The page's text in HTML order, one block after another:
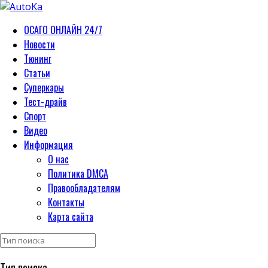
ОСАГО ОНЛАЙН 24/7
Новости
Тюнинг
Статьи
Суперкары
Тест-драйв
Спорт
Видео
Информация
О нас
Политика DMCA
Правообладателям
Контакты
Карта сайта